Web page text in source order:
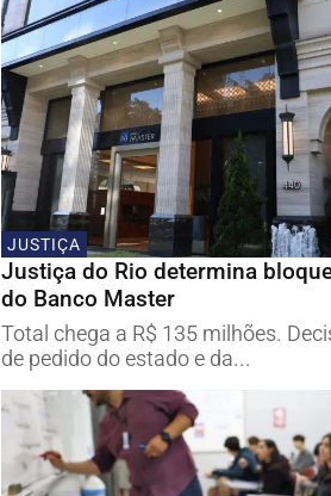
JUSTIÇA
Justiça do Rio determina
do Banco Master
Total chega a R$ 135 milhões.
de pedido do estado e da...